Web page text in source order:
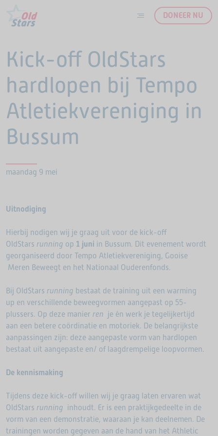
DONEER NU
Kick-off OldStars
hardlopen bij Tempo
Atletiekvereniging in
Bussum
maandag 9 mei
Uitnodiging
Hierbij nodigen wij je graag uit voor de kick-off
OldStars running op 1 juni in Bussum. Dit evenement wordt
georganiseerd door Tempo Atletiekvereniging, Gooise
Meren Beweegt en het Nationaal Ouderenfonds.
Bij OldStars running bestaat de training uit een warming
up en verschillende beweegvormen aangepast op 55-
plussers. Op deze manier ren je én werk je tegelijkertijd
aan een betere coördinatie en motoriek. De belangrijkste
aanpassingen zijn: deze aangepaste vorm van hardlopen
bestaat uit aangepaste en/ of laagdrempelige loopvormen.
De kennismaking
Tijdens deze kick-off willen wij je graag laten ervaren wat
OldStars running inhoudt. Er is een praktijkgedeelte in de
vorm van een demonstratie, waaraan je kan deelnemen. De
trainingen worden gegeven aan de hand van het Athletic